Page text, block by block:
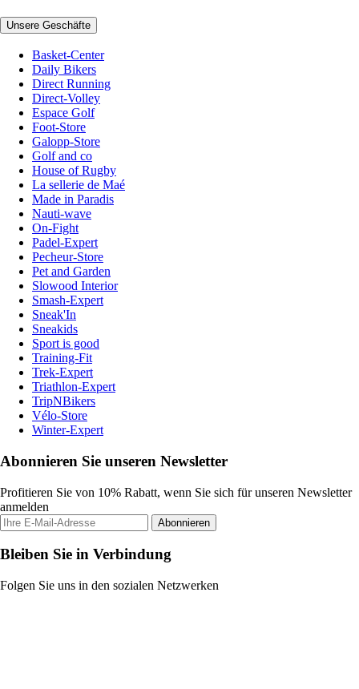
Unsere Geschäfte
Basket-Center
Daily Bikers
Direct Running
Direct-Volley
Espace Golf
Foot-Store
Galopp-Store
Golf and co
House of Rugby
La sellerie de Maé
Made in Paradis
Nauti-wave
On-Fight
Padel-Expert
Pecheur-Store
Pet and Garden
Slowood Interior
Smash-Expert
Sneak'In
Sneakids
Sport is good
Training-Fit
Trek-Expert
Triathlon-Expert
TripNBikers
Vélo-Store
Winter-Expert
Abonnieren Sie unseren Newsletter
Profitieren Sie von 10% Rabatt, wenn Sie sich für unseren Newsletter
anmelden
Abonnieren
Bleiben Sie in Verbindung
Folgen Sie uns in den sozialen Netzwerken